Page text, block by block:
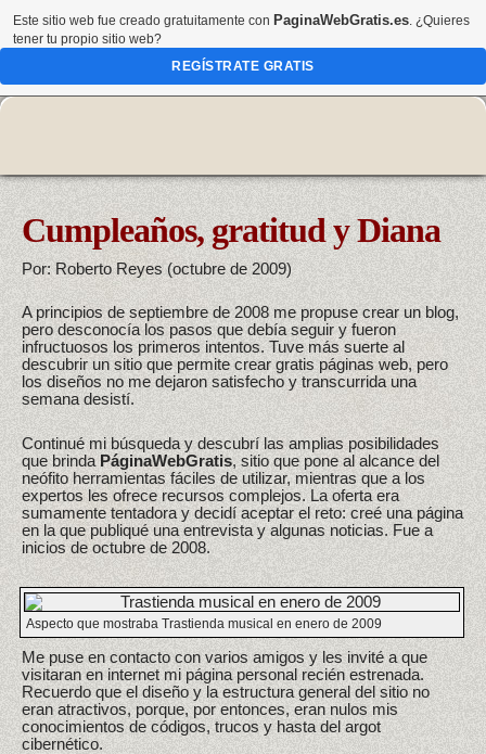
Cumpleaños, gratitud y Diana
Por: Roberto Reyes (octubre de 2009)
A principios de septiembre de 2008 me propuse crear un blog,
pero desconocía los pasos que debía seguir y fueron
infructuosos los primeros intentos. Tuve más suerte al
descubrir un sitio que permite crear gratis páginas web, pero
los diseños no me dejaron satisfecho y transcurrida una
semana desistí.
Continué mi búsqueda y descubrí las amplias posibilidades
que brindaPáginaWebGratis, sitio que pone al alcance del
neófito herramientas fáciles de utilizar, mientras que a los
expertos les ofrece recursos complejos. La oferta era
sumamente tentadora y decidí aceptar el reto: creé una página
en la que publiqué una entrevista y algunas noticias. Fue a
inicios de octubre de 2008.
Aspecto que mostraba Trastienda musical en enero de 2009
Me puse en contacto con varios amigos y les invité a que
visitaran en internet mi página personal recién estrenada.
Recuerdo que el diseño y la estructura general del sitio no
eran atractivos, porque, por entonces, eran nulos mis
conocimientos de códigos, trucos y hasta del argot
cibernético.
Este sitio web fue creado gratuitamente con PaginaWebGratis.es. ¿Quieres
tener tu propio sitio web?
REGÍSTRATE GRATIS